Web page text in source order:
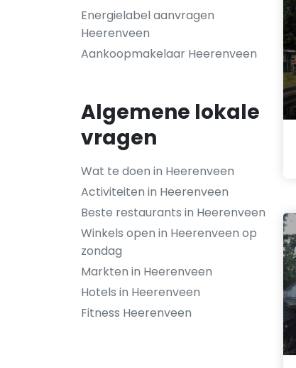
Energielabel aanvragen
Heerenveen
Aankoopmakelaar Heerenveen
Algemene lokale
vragen
Wat te doen in Heerenveen
Activiteiten in Heerenveen
Beste restaurants in Heerenveen
Winkels open in Heerenveen op
zondag
Markten in Heerenveen
Hotels in Heerenveen
Fitness Heerenveen